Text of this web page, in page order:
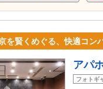
を賢くめぐる、快適コン
アパ
フォトギ